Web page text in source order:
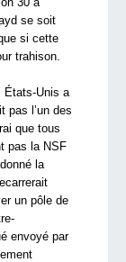
se soit
si cette
trahison.
États-Unis a
pas l’un des
que tous
pas la NSF
la
un pôle de
envoyé par